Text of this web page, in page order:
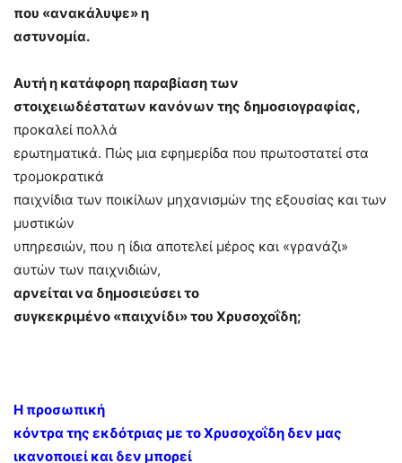
που «ανακάλυψε» η
αστυνομία.
Αυτή η κατάφορη παραβίαση των
στοιχειωδέστατων κανόνων της δημοσιογραφίας,
προκαλεί πολλά
ερωτηματικά. Πώς μια εφημερίδα που πρωτοστατεί στα
τρομοκρατικά
παιχνίδια των ποικίλων μηχανισμών της εξουσίας και των
μυστικών
υπηρεσιών, που η ίδια αποτελεί μέρος και «γρανάζι»
αυτών των παιχνιδιών,
αρνείται να δημοσιεύσει το
συγκεκριμένο «παιχνίδι» του Χρυσοχοΐδη;
Η προσωπική
κόντρα της εκδότριας με το Χρυσοχοΐδη δεν μας
ικανοποιεί και δεν μπορεί